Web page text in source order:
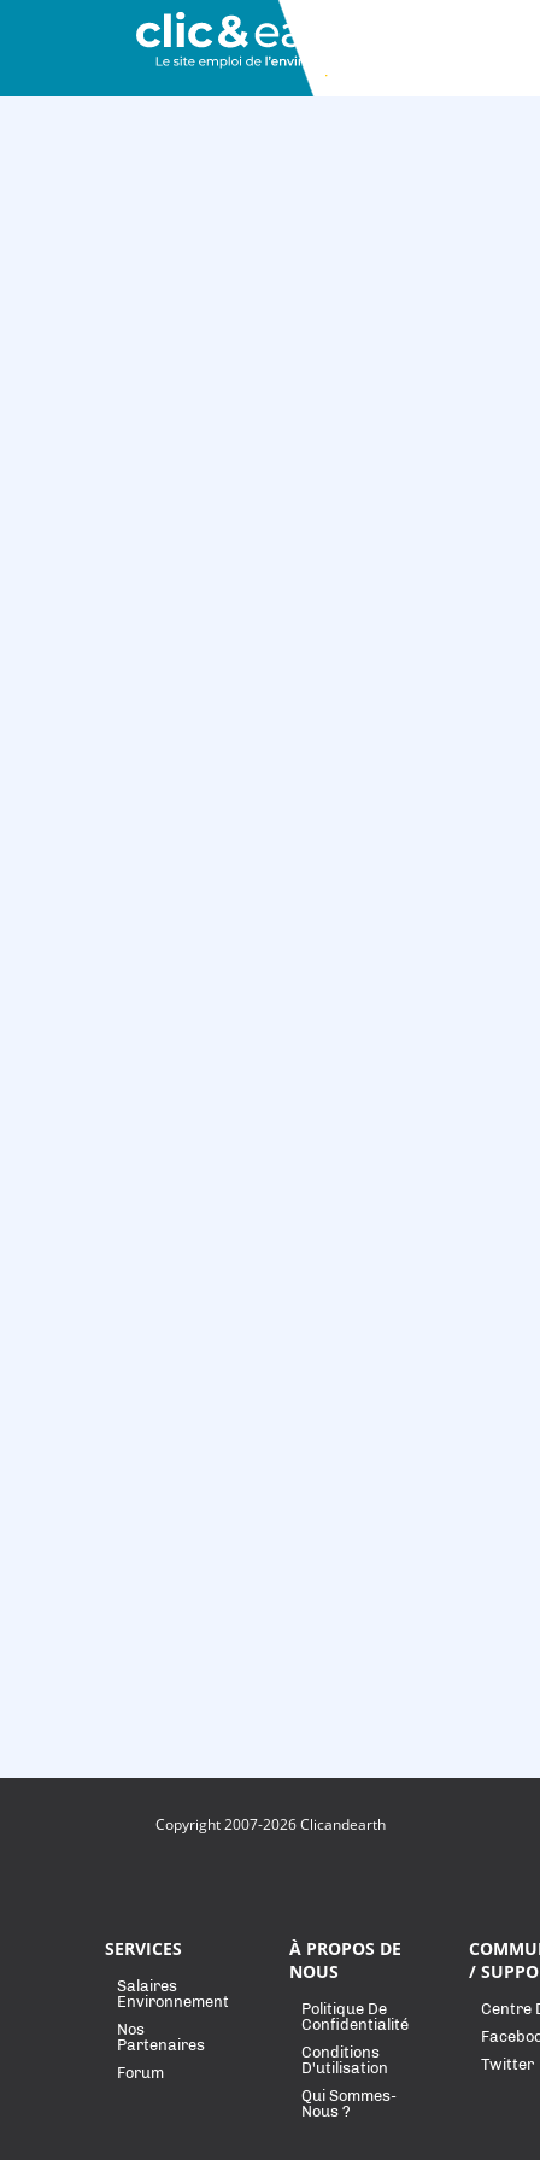
Copyright 2007-2026 Clicandearth
SERVICES
Salaires
Environnement
Nos
Partenaires
Forum
À PROPOS DE
NOUS
Politique De
Confidentialité
Conditions
D'utilisation
Qui Sommes-
Nous ?
/
Centre
Twitter